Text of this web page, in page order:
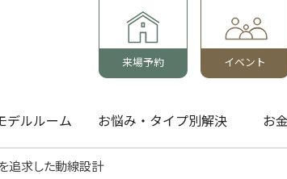
来場予約 イベント
デルルーム お悩み・タイプ別解決 お
を追求した動線設計